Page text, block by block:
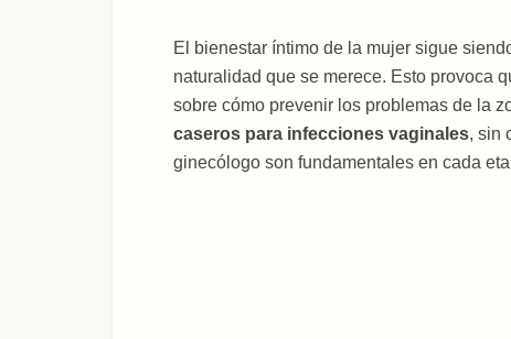
El bienestar íntimo de la mujer sigue
naturalidad que se merece. Esto provoca
sobre cómo prevenir los problemas de la
caseros para infecciones vaginales, sin
ginecólogo son fundamentales en cada